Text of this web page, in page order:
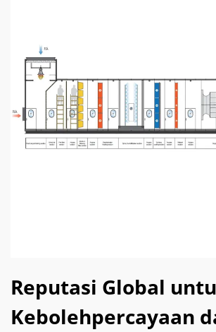
Reputasi Global
Kebolehpercayaan